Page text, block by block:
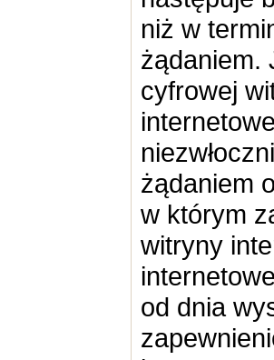
niż w
żądaniem.
cyfrowej
żądaniem
w którym
witryny
od dnia